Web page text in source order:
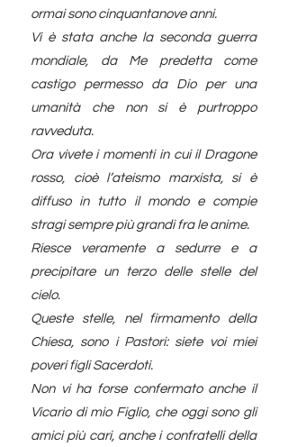
ormai sono cinquantanove anni.
Vi è stata anche la seconda guerra
mondiale, da Me predetta come
castigo permesso da Dio per una
umanità che non si è purtroppo
ravveduta.
Ora vivete i momenti in cui il Dragone
rosso, cioè l’ateismo marxista, si è
diffuso in tutto il mondo e compie
stragi sempre più grandi fra le anime.
Riesce veramente a sedurre e a
precipitare un terzo delle stelle del
cielo.
Queste stelle, nel firmamento della
Chiesa, sono i Pastori: siete voi miei
poveri figli Sacerdoti.
Non vi ha forse confermato anche il
Vicario di mio Figlio, che oggi sono gli
amici più cari, anche i confratelli della